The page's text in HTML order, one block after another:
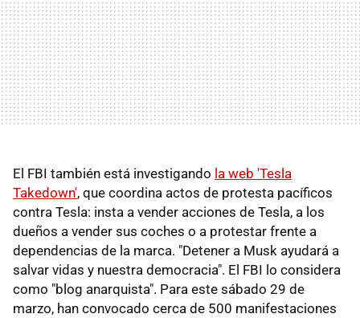
El FBI también está investigando la web 'Tesla
Takedown', que coordina actos de protesta pacíficos
contra Tesla: insta a vender acciones de Tesla, a los
dueños a vender sus coches o a protestar frente a
dependencias de la marca. "Detener a Musk ayudará a
salvar vidas y nuestra democracia". El FBI lo considera
como "blog anarquista". Para este sábado 29 de
marzo, han convocado cerca de 500 manifestaciones